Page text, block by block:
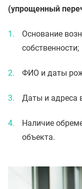
(упрощенный
Основание
собственности;
ФИО и даты
Даты и адреса
Наличие
объекта.